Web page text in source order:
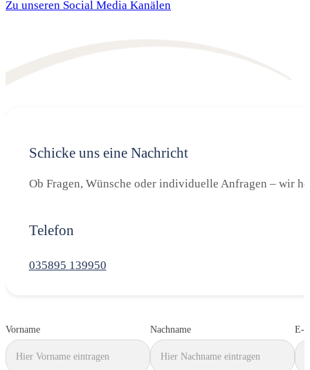
Zu unseren Social Media Kanälen
Schicke uns eine Nachricht
Ob Fragen, Wünsche oder individuelle Anfragen – wir
Telefon
035895 139950
Vorname Nachname E-